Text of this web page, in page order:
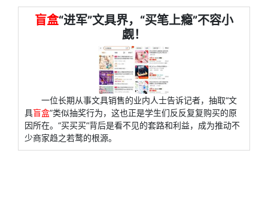
盲盒“进军”文具界，“买笔上瘾”不容小
觑！
一位长期从事文具销售的业内人士告诉记者，抽取“文
具盲盒”类似抽奖行为，这也正是学生们反反复复购买的原
因所在。“买买买”背后是看不见的套路和利益，成为推动不
少商家趋之若鹜的根源。